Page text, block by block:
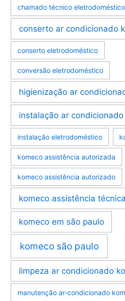
chamado técnico eletrodoméstico
conserto ar condicionado
conserto eletrodoméstico
conversão eletrodoméstico
higienização ar
instalação ar
instalação eletrodoméstico
komeco assistência autorizada
komeco assistência autorizado
komeco assistência técnica
komeco em são paulo
komeco são paulo
limpeza ar condicionado
manutenção ar-condicionado